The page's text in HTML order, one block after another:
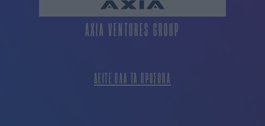
AXIA VENTURES GROUP
ΔΕΙΤΕ ΟΛΑ ΤΑ ΠΡΟΣΩΠΑ